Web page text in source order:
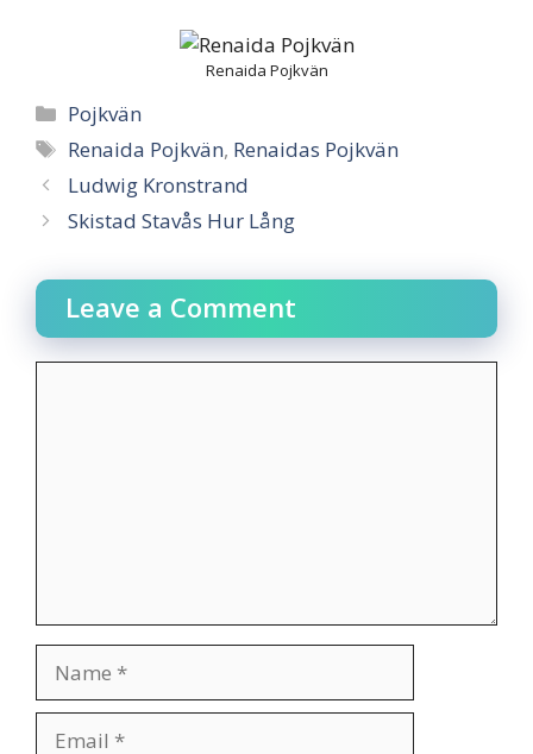
Renaida Pojkvän
Categories
Pojkvän
Tags
Renaida Pojkvän, Renaidas Pojkvän
Ludwig Kronstrand
Skistad Stavås Hur Lång
Leave a Comment